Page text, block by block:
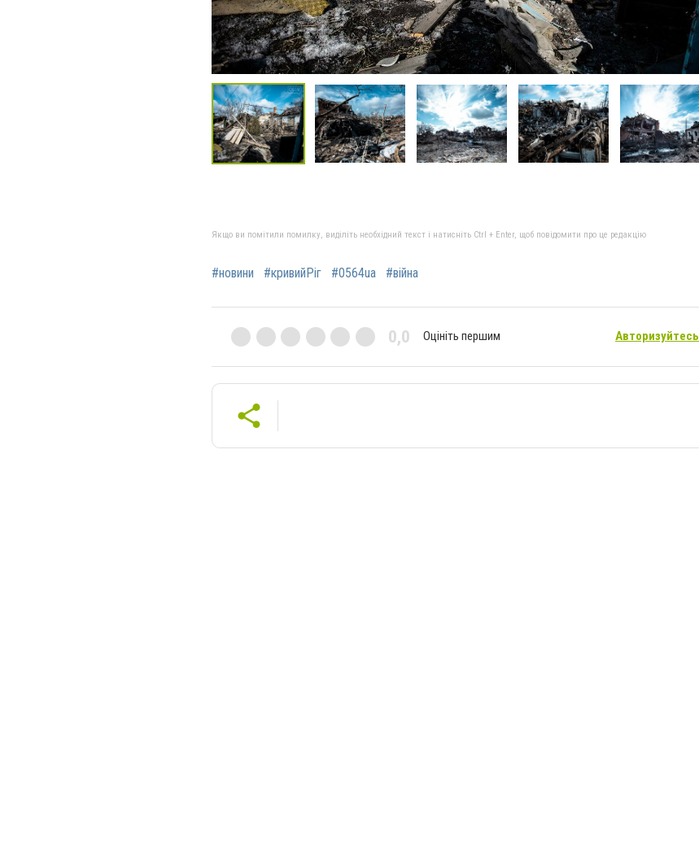
Якщо ви помітили помилку, виділіть необхідний текст і натисніть Ctrl + Enter, щоб повідомити про це редакцію
#новини #кривийРіг #0564ua #війна
0,0 Оцініть першим Авторизуйтесь